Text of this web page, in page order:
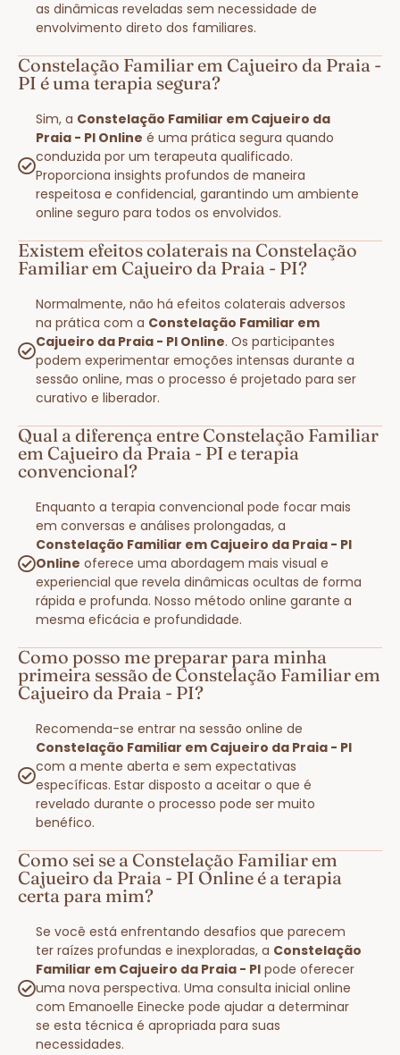
as dinâmicas reveladas sem necessidade de
envolvimento direto dos familiares.
Constelação Familiar em Cajueiro da Praia -
PI é uma terapia segura?
Sim, a Constelação Familiar em Cajueiro da
Praia - PI Online é uma prática segura quando
conduzida por um terapeuta qualificado.
Proporciona insights profundos de maneira
respeitosa e confidencial, garantindo um ambiente
online seguro para todos os envolvidos.
Existem efeitos colaterais na Constelação
Familiar em Cajueiro da Praia - PI?
Normalmente, não há efeitos colaterais adversos
na prática com a Constelação Familiar em
Cajueiro da Praia - PI Online. Os participantes
podem experimentar emoções intensas durante a
sessão online, mas o processo é projetado para ser
curativo e liberador.
Qual a diferença entre Constelação Familiar
em Cajueiro da Praia - PI e terapia
convencional?
Enquanto a terapia convencional pode focar mais
em conversas e análises prolongadas, a
Constelação Familiar em Cajueiro da Praia - PI
Online oferece uma abordagem mais visual e
experiencial que revela dinâmicas ocultas de forma
rápida e profunda. Nosso método online garante a
mesma eficácia e profundidade.
Como posso me preparar para minha
primeira sessão de Constelação Familiar em
Cajueiro da Praia - PI?
Recomenda-se entrar na sessão online de
Constelação Familiar em Cajueiro da Praia - PI
com a mente aberta e sem expectativas
específicas. Estar disposto a aceitar o que é
revelado durante o processo pode ser muito
benéfico.
Como sei se a Constelação Familiar em
Cajueiro da Praia - PI Online é a terapia
certa para mim?
Se você está enfrentando desafios que parecem
ter raízes profundas e inexploradas, a Constelação
Familiar em Cajueiro da Praia - PI pode oferecer
uma nova perspectiva. Uma consulta inicial online
com Emanoelle Einecke pode ajudar a determinar
se esta técnica é apropriada para suas
necessidades.